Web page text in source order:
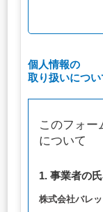
個人情報の
取り扱いについ
このフォー
について
1. 事業者の
株式会社バレ